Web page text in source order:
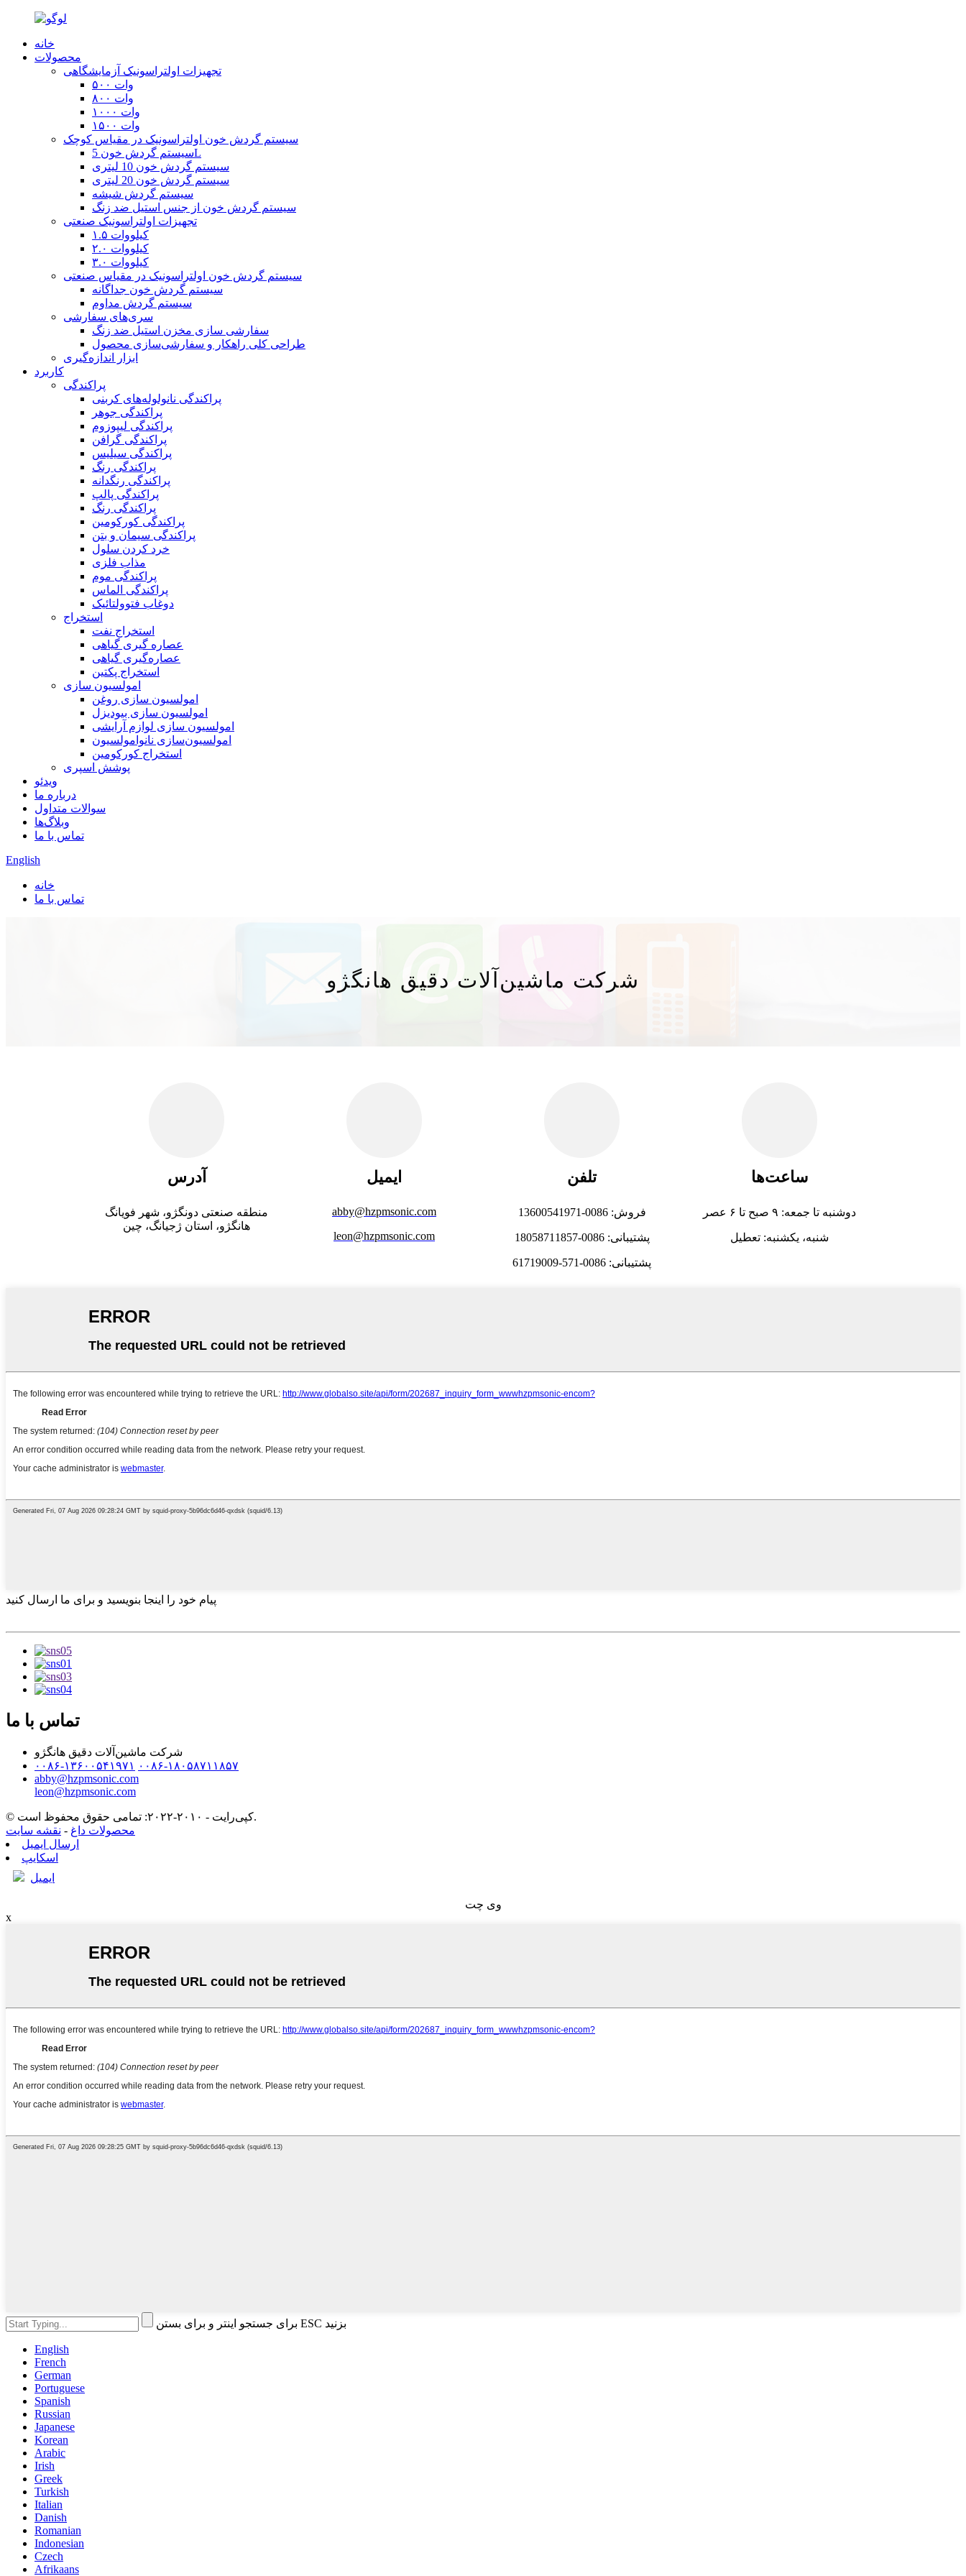
خانه
محصولات
تجهیزات اولتراسونیک آزمایشگاهی
۵۰۰ وات
۸۰۰ وات
۱۰۰۰ وات
۱۵۰۰ وات
سیستم گردش خون اولتراسونیک در مقیاس کوچک
سیستم گردش خون 5L
سیستم گردش خون 10 لیتری
سیستم گردش خون 20 لیتری
سیستم گردش شیشه
سیستم گردش خون از جنس استیل ضد زنگ
تجهیزات اولتراسونیک صنعتی
۱.۵ کیلووات
۲.۰ کیلووات
۳.۰ کیلووات
سیستم گردش خون اولتراسونیک در مقیاس صنعتی
سیستم گردش خون جداگانه
سیستم گردش مداوم
سری‌های سفارشی
سفارشی سازی مخزن استیل ضد زنگ
طراحی کلی راهکار و سفارشی‌سازی محصول
ابزار اندازه‌گیری
کاربرد
پراکندگی
پراکندگی نانولوله‌های کربنی
پراکندگی جوهر
پراکندگی لیپوزوم
پراکندگی گرافن
پراکندگی سیلیس
پراکندگی رنگ
پراکندگی رنگدانه
پراکندگی پالپ
پراکندگی رنگ
پراکندگی کورکومین
پراکندگی سیمان و بتن
خرد کردن سلول
مذاب فلزی
پراکندگی موم
پراکندگی الماس
دوغاب فتوولتائیک
استخراج
استخراج نفت
عصاره گیری گیاهی
عصاره‌گیری گیاهی
استخراج پکتین
امولسیون سازی
امولسیون سازی روغن
امولسیون سازی بیودیزل
امولسیون سازی لوازم آرایشی
امولسیون‌سازی نانوامولسیون
استخراج کورکومین
پوشش اسپری
ویدئو
درباره ما
سوالات متداول
وبلاگ‌ها
تماس با ما
English
خانه
تماس با ما
شرکت ماشین‌آلات دقیق هانگژو
آدرس
منطقه صنعتی دونگژو، شهر فویانگ
هانگژو، استان ژجیانگ، چین
ایمیل
abby@hzpmsonic.com
leon@hzpmsonic.com
تلفن
فروش: 0086-13600541971
پشتیبانی: 0086-18058711857
پشتیبانی: 0086-571-61719009
ساعت‌ها
دوشنبه تا جمعه: ۹ صبح تا ۶ عصر
شنبه، یکشنبه: تعطیل
پیام خود را اینجا بنویسید و برای ما ارسال کنید
تماس با ما
شرکت ماشین‌آلات دقیق هانگژو
۰۰۸۶-۱۳۶۰۰۵۴۱۹۷۱ ۰۰۸۶-۱۸۰۵۸۷۱۱۸۵۷
abby@hzpmsonic.com
leon@hzpmsonic.com
© کپی‌رایت - ۲۰۱۰-۲۰۲۲: تمامی حقوق محفوظ است.
محصولات داغ - نقشه سایت
ارسال ایمیل
اسکایپ
ایمیل
وی چت
x
برای جستجو اینتر و برای بستن ESC بزنید
English
French
German
Portuguese
Spanish
Russian
Japanese
Korean
Arabic
Irish
Greek
Turkish
Italian
Danish
Romanian
Indonesian
Czech
Afrikaans